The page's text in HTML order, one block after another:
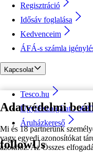
Adatvédelmi
Mi és 18 partnerünk
vagy egyedi azonosítókat
azokhoz. Az Összes
Regisztráció
Idősáv foglalása
Kedvenceim
ÁFÁ-s számla
Kapcsolat
Tesco.hu
Ügyfélszolgálat -
Áruházkereső
followUs